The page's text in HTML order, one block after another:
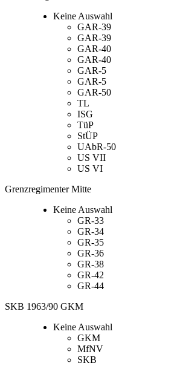
Keine Auswahl
GAR-39
GAR-39
GAR-40
GAR-40
GAR-5
GAR-5
GAR-50
TL
ISG
TüP
StÜP
UAbR-50
US VII
US VI
Grenzregimenter Mitte
Keine Auswahl
GR-33
GR-34
GR-35
GR-36
GR-38
GR-42
GR-44
SKB 1963/90 GKM
Keine Auswahl
GKM
MfNV
SKB